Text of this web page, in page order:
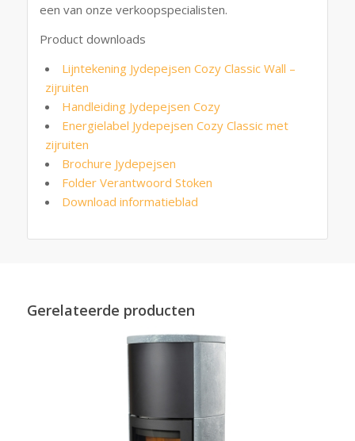
een van onze verkoopspecialisten.
Product downloads
Lijntekening Jydepejsen Cozy Classic Wall –
zijruiten
Handleiding Jydepejsen Cozy
Energielabel Jydepejsen Cozy Classic met
zijruiten
Brochure Jydepejsen
Folder Verantwoord Stoken
Download informatieblad
Gerelateerde producten